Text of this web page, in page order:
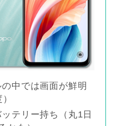
中では画面が鮮明
テリー持ち（丸1日